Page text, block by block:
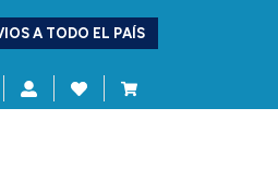
A TODO EL PAÍS